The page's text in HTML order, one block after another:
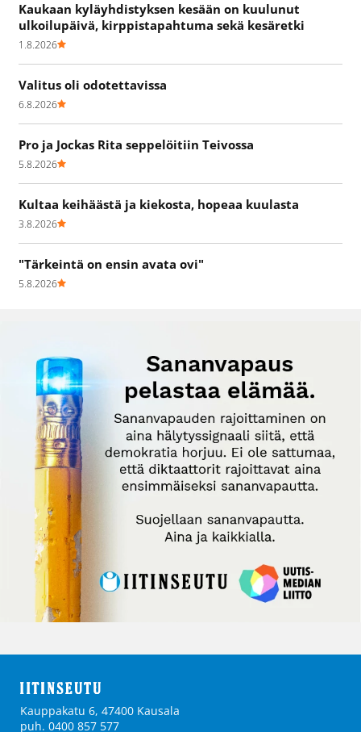
Kaukaan kyläyhdistyksen kesään on kuulunut
ulkoilupäivä, kirppistapahtuma sekä kesäretki
1.8.2026
Valitus oli odotettavissa
6.8.2026
Pro ja Jockas Rita seppelöitiin Teivossa
5.8.2026
Kultaa keihäästä ja kiekosta, hopeaa kuulasta
3.8.2026
"Tärkeintä on ensin avata ovi"
5.8.2026
Kauppakatu 6, 47400 Kausala
puh. 0400 857 577